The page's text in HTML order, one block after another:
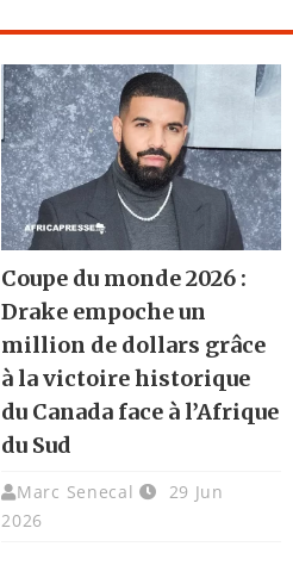
Coupe du monde 2026 :
Drake empoche un
million de dollars grâce
à la victoire historique
du Canada face à l’Afrique
du Sud
Marc Senecal
29 Jun
2026